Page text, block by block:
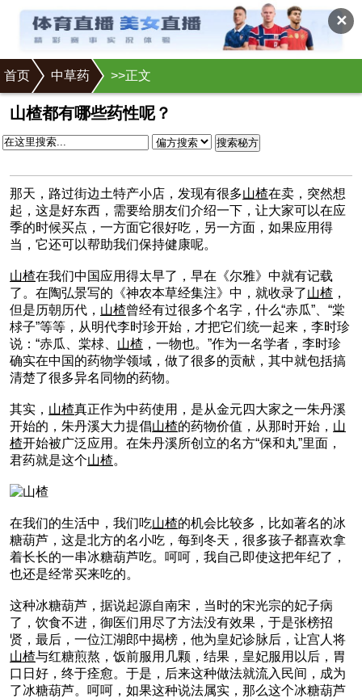
✕
首页 >
中草药 >正文
山楂都有哪些药性呢？
搜索秘方
那天，路过街边土特产小店，发现有很多山楂在卖，突然想
起，这是好东西，需要给朋友们介绍一下，让大家可以在应
季的时候买点，一方面它很好吃，另一方面，如果应用得
当，它还可以帮助我们保持健康呢。
山楂在我们中国应用得太早了，早在《尔雅》中就有记载
了。在陶弘景写的《神农本草经集注》中，就收录了山楂 ，
但是历朝历代， 山楂曾经有过很多个名字，什么“赤瓜”、“棠
梂子”等等，从明代李时珍开始，才把它们统一起来，李时珍
说：“赤瓜、棠梂、 山楂 ，一物也。”作为一名学者，李时珍
确实在中国的药物学领域，做了很多的贡献，其中就包括搞
清楚了很多异名同物的药物。
其实， 山楂真正作为中药使用，是从金元四大家之一朱丹溪
开始的，朱丹溪大力提倡山楂的药物价值，从那时开始， 山
楂开始被广泛应用。在朱丹溪所创立的名方“保和丸”里面，
君药就是这个山楂。
在我们的生活中，我们吃山楂的机会比较多，比如著名的冰
糖葫芦，这是北方的名小吃，每到冬天，很多孩子都喜欢拿
着长长的一串冰糖葫芦吃。呵呵，我自己即使这把年纪了，
也还是经常买来吃的。
这种冰糖葫芦，据说起源自南宋，当时的宋光宗的妃子病
了，饮食不进，御医们用尽了方法没有效果，于是张榜招
贤，最后，一位江湖郎中揭榜，他为皇妃诊脉后，让宫人将
山楂与红糖煎熬，饭前服用几颗，结果，皇妃服用以后，胃
口日好，终于痊愈。于是，后来这种做法就流入民间，成为
了冰糖葫芦。呵呵，如果这种说法属实，那么这个冰糖葫芦